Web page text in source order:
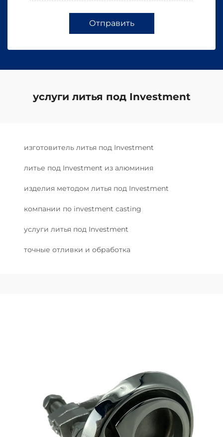
Отправить
услуги литья под Investment
изготовитель литья под Investment
литье под Investment из алюминия
изделия методом литья под Investment
компании по investment casting
услуги литья под Investment
точные отливки и обработка